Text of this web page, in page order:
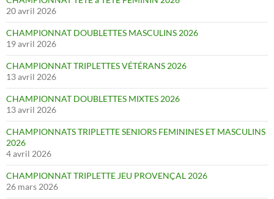
20 avril 2026
CHAMPIONNAT DOUBLETTES MASCULINS 2026
19 avril 2026
CHAMPIONNAT TRIPLETTES VÉTÉRANS 2026
13 avril 2026
CHAMPIONNAT DOUBLETTES MIXTES 2026
13 avril 2026
CHAMPIONNATS TRIPLETTE SENIORS FEMININES ET MASCULINS
2026
4 avril 2026
CHAMPIONNAT TRIPLETTE JEU PROVENÇAL 2026
26 mars 2026